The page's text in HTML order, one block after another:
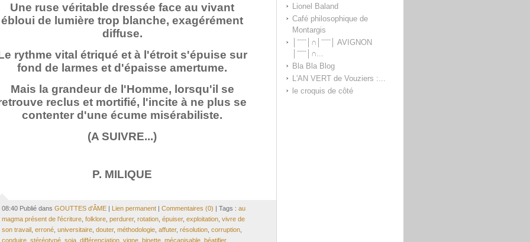
Lionel Baland
Café philosophique de
Montargis
│ˉˉˉˉ│∩│ˉˉˉˉ│ AVIGNON
│ˉˉˉˉ│∩...
Bla Bla Blog
L'AN VERT de Vouziers :...
le croquis de côté
Une ruse véritable dressée face au vivant
ébloui de lumière trop blanche, exagérément
diffuse.
rythme vital étriqué et à l'étroit s'épuise sur
fond de larmes et d'épaisse amertume.
Mais la grandeur de l'Homme, lorsqu'il se
reclus et mortifié, l'incite à ne plus se
contenter d'une écume misérabiliste.
(A SUIVRE...)
P. MILIQUE
08:40 Publié dans GOUTTES d'ÂME| Lien permanent| Commentaires (0) | Tags : au
magma présent de l'écriture, folklore, perdurer, rotation, épuiser, exploitation, vivre de
son travail, erroné, universitaire, douter, méthodologie, affuter, résolution, corruption,
conduire, stéréotypé, soja, différenciation, vigne, binette, mécanisable, béatifier,